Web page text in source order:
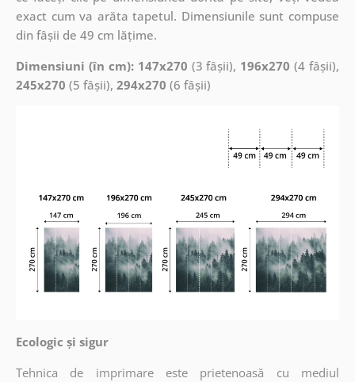
exact cum va arăta tapetul. Dimensiunile sunt compuse
din fâșii de 49 cm lățime.
Dimensiuni (în cm): 147x270 (3 fâșii), 196x270 (4 fâșii),
245x270 (5 fâșii), 294x270 (6 fâșii)
Ecologic și sigur
Tehnica de imprimare este prietenoasă cu mediul